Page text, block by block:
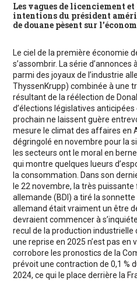
Les vagues de licenciement
intentions du président
de douane pèsent sur
Le ciel de la première économie
s’assombrir. La série
parmi des joyaux de l’industrie
ThyssenKrupp) combinée à une
résultant de la réélection de
d’élections législatives
prochain ne laissent guère
mesure le climat des affaires en
dégringolé en novembre pour la
les secteurs ont le moral en
qui montre quelques lueurs
la consommation. Dans son
le 22 novembre, la très
allemande (BDI) a tiré la sonnette
allemand était vraiment un être
devraient commencer à
recul de la production industrielle
une reprise en 2025 n’est pas en
corrobore les pronostics de la
prévoit une contraction de 0,1 %
2024, ce qui le place derrière la